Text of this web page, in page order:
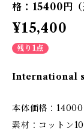
格：15400円（
¥15,400
残り1点
International
本体価格：14000
素材：コットン